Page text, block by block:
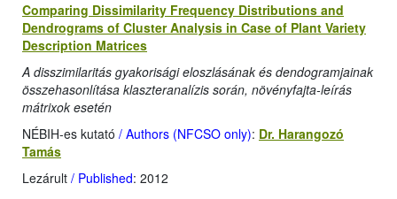
Comparing Dissimilarity Frequency Distributions and
Dendrograms of Cluster Analysis in Case of Plant Variety
Description Matrices
A disszimilaritás gyakorisági eloszlásának és dendogramjainak
összehasonlítása klaszteranalízis során, növényfajta-leírás
mátrixok esetén
NÉBIH-es kutató / Authors (NFCSO only): Dr. Harangozó
Tamás
Lezárult / Published: 2012